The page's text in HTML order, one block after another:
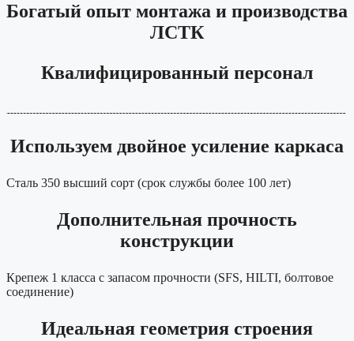
Богатый опыт монтажа и производства
ЛСТК
Квалифицированный персонал
Используем двойное усиление каркаса
Сталь 350 высший сорт (срок службы более 100 лет)
Дополнительная прочность
конструкции
Крепеж 1 класса с запасом прочности (SFS, HILTI, болтовое
соединение)
Идеальная геометрия строения